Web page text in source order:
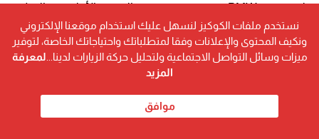
لمجموعة BMW في مصر، عن خروج
الدفعة الأولي منالجيل
الرابع الجديد كليًّا مِن BMW X3 من خطوط الإنتاج بمصنعها
في مدينة السادس من أكتوبر، علمًا بأن سيارةالأنشطة
الرياضية (SAV) الجديدة هي سيارة متعددة الاستخدامات
مصممة لتلبية متطلبات المغامرات على الطرقات الوعرة، وفي
نستخدم ملفات الكوكيز لنسهل عليك استخدام موقعنا الإلكتروني
ونكيف المحتوى والإعلانات وفقا لمتطلباتك واحتياجاتك الخاصة، لتوفير
ميزات وسائل التواصل الاجتماعية ولتحليل حركة الزيارات لدينا... لمعرفة
المزيد
موافق